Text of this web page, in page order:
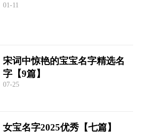
01-11
宋词中惊艳的宝宝名字精选名
字【9篇】
07-25
女宝名字2025优秀【七篇】